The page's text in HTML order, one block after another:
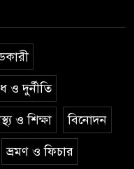
ও দুর্নীতি
ও শিক্ষা বিনোদন
ভ্রমণ ও ফিচার